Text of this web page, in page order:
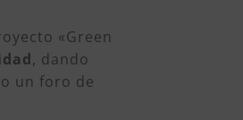
«Green
, dando
un foro de